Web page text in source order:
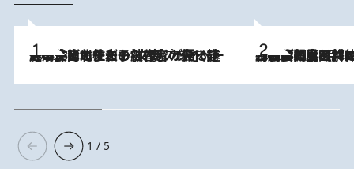
2026.8.3
《「文士の子ども被害者の会」発足！》阿川佐和子（72）が語る遠藤周作に北杜夫、劇作家・矢代静一の子どもたちの“文豪プライベート事件簿” 2026.8.8
「最後に見られてよかった」上野動物園の東園パンダ舎が解体前に特別公開。8月16日まで延長されたパネル展と共に辿る“半世紀”のパンダ飼育《解体工事の図面あり》
1 / 5